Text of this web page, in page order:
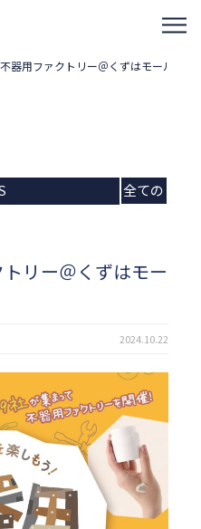
器用ファクトリー＠くずはモールに参
全ての
リー＠くずはモー
2024.10.22